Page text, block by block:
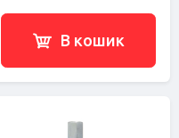
В кошик